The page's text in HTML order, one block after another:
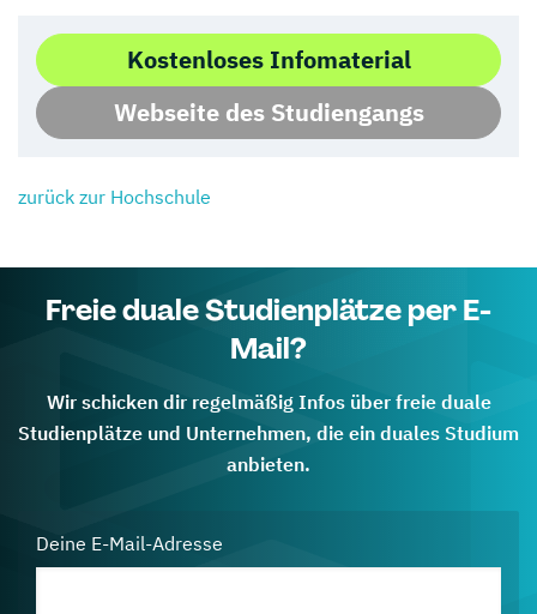
Kostenloses Infomaterial
Webseite des Studiengangs
zurück zur Hochschule
Freie duale Studienplätze per E-
Mail?
Wir schicken dir regelmäßig Infos über freie duale
Studienplätze und Unternehmen, die ein duales Studium
anbieten.
Deine E-Mail-Adresse